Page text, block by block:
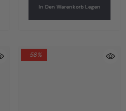
In Den Warenkorb Legen
-58%